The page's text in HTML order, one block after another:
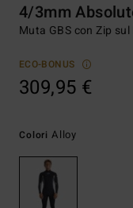
4/3mm
Muta GBS con Zip
ECO-BONUS
309,95 €
Colori Alloy